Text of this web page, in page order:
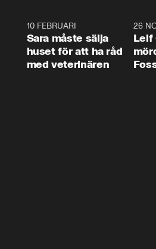
10 FEBRUARI
Sara måste sälja
huset för att ha råd
med veterinären
26
Leif